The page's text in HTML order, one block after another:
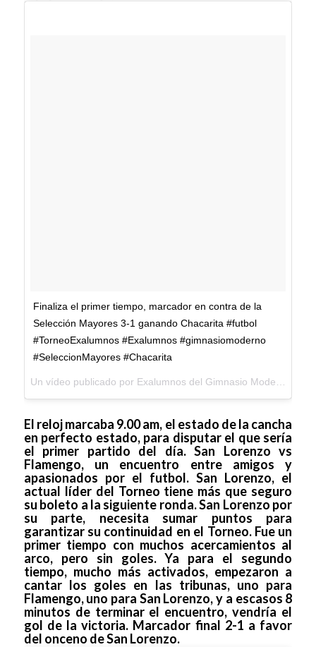
Finaliza el primer tiempo, marcador en contra de la
Selección Mayores 3-1 ganando Chacarita #futbol
#TorneoExalumnos #Exalumnos #gimnasiomoderno
#SeleccionMayores #Chacarita
El reloj marcaba 9.00 am, el estado de la cancha
en perfecto estado, para disputar el que sería
el primer partido del día. San Lorenzo vs
Flamengo, un encuentro entre amigos y
apasionados por el futbol. San Lorenzo, el
actual líder del Torneo tiene más que seguro
su boleto a la siguiente ronda. San Lorenzo por
su parte, necesita sumar puntos para
garantizar su continuidad en el Torneo. Fue un
primer tiempo con muchos acercamientos al
arco, pero sin goles. Ya para el segundo
tiempo, mucho más activados, empezaron a
cantar los goles en las tribunas, uno para
Flamengo, uno para San Lorenzo, y a escasos 8
minutos de terminar el encuentro, vendría el
gol de la victoria. Marcador final 2-1 a favor
del onceno de San Lorenzo.